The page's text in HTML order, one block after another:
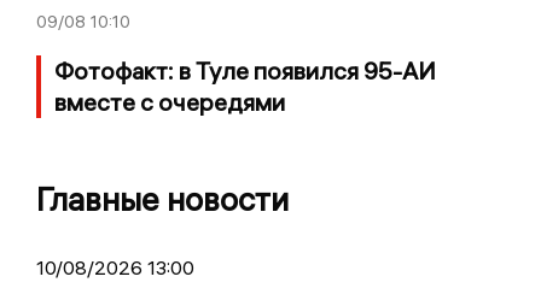
09/08 10:10
Фотофакт: в Туле появился 95-АИ
вместе с очередями
Главные новости
10/08/2026 13:00